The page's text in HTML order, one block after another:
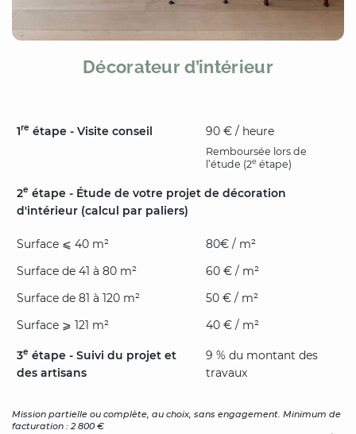
Décorateur d’intérieur
1re étape - Visite conseil 90 € / heure
Remboursée lors de
l’étude (2e étape)
2e étape - Étude de votre projet de décoration
d'intérieur (calcul par paliers)
Surface ⩽ 40 m²
80€ / m²
Surface de 41 à 80 m²
60 € / m²
Surface de 81 à 120 m²
50 € / m²
Surface ⩾ 121 m²
40 € / m²
3e étape - Suivi du projet et
des artisans
9 % du montant des
travaux
Mission partielle ou complète, au choix, sans engagement. Minimum de
facturation : 2 800 €